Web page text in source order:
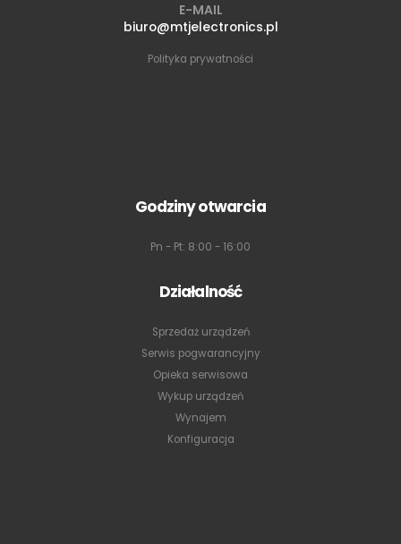
E-MAIL
biuro@mtjelectronics.pl
Polityka prywatności
Godziny otwarcia
Pn - Pt: 8:00 - 16:00
Działalność
Sprzedaż urządzeń
Serwis pogwarancyjny
Opieka serwisowa
Wykup urządzeń
Wynajem
Konfiguracja